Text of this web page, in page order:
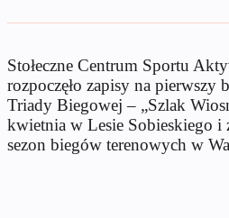
Stołeczne Centrum Sportu
rozpoczęło zapisy na pierwszy
Triady Biegowej – „Szlak
kwietnia w Lesie Sobieskiego i
sezon biegów terenowych w